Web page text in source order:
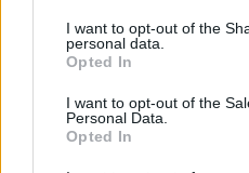
de su consentimiento, pero
rechazar tal procesamiento.
cualquier momento entrando
visitando nuestra política de
I want to opt-out of the
personal data.
Opted In
I want to opt-out of the
Personal Data.
Opted In